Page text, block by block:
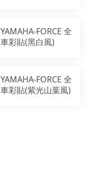
YAMAHA-FORCE 全
車彩貼(黑白風)
YAMAHA-FORCE 全
車彩貼(紫光山葉風)